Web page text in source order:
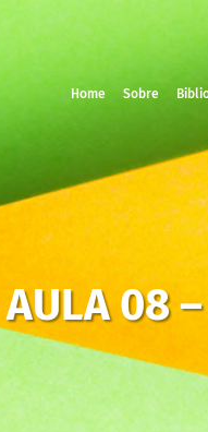
Home Sobre
08